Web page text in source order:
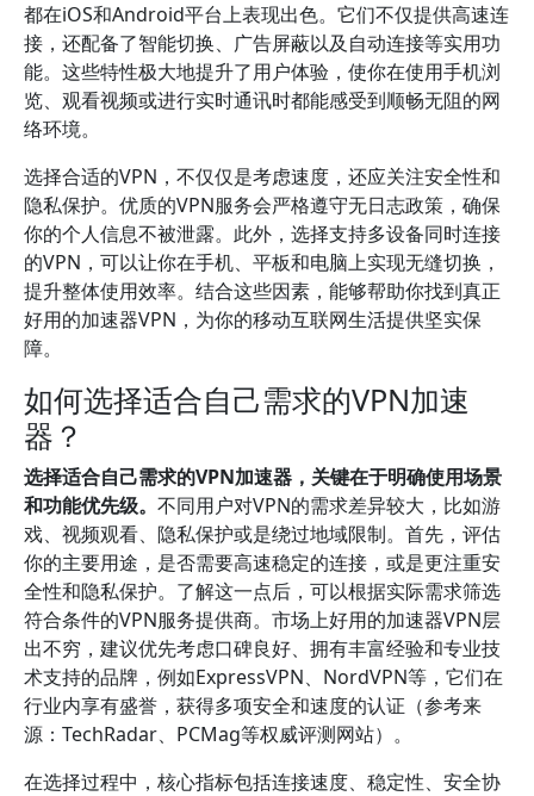
都在iOS和Android平台上表现出色。它们不仅提供高速连
接，还配备了智能切换、广告屏蔽以及自动连接等实用功
能。这些特性极大地提升了用户体验，使你在使用手机浏
览、观看视频或进行实时通讯时都能感受到顺畅无阻的网
络环境。
选择合适的VPN，不仅仅是考虑速度，还应关注安全性和
隐私保护。优质的VPN服务会严格遵守无日志政策，确保
你的个人信息不被泄露。此外，选择支持多设备同时连接
的VPN，可以让你在手机、平板和电脑上实现无缝切换，
提升整体使用效率。结合这些因素，能够帮助你找到真正
好用的加速器VPN，为你的移动互联网生活提供坚实保
障。
如何选择适合自己需求的VPN加速
器？
选择适合自己需求的VPN加速器，关键在于明确使用场景
和功能优先级。 不同用户对VPN的需求差异较大，比如游
戏、视频观看、隐私保护或是绕过地域限制。首先，评估
你的主要用途，是否需要高速稳定的连接，或是更注重安
全性和隐私保护。了解这一点后，可以根据实际需求筛选
符合条件的VPN服务提供商。市场上好用的加速器VPN层
出不穷，建议优先考虑口碑良好、拥有丰富经验和专业技
术支持的品牌，例如ExpressVPN、NordVPN等，它们在
行业内享有盛誉，获得多项安全和速度的认证（参考来
源：TechRadar、PCMag等权威评测网站）。
在选择过程中，核心指标包括连接速度、稳定性、安全协